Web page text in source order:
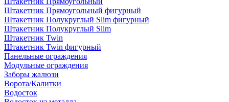
Штакетник Прямоугольный фигурный
Штакетник Полукруглый Slim фигурный
Штакетник Полукруглый Slim
Штакетник Twin
Штакетник Twin фигурный
Панельные ограждения
Модульные ограждения
Заборы жалюзи
Ворота/Калитки
Водосток